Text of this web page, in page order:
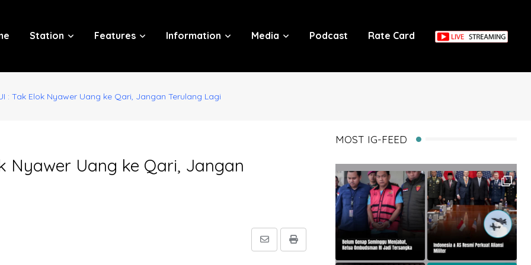
Station Features Information Media Podcast Rate Card
: Tak Elok Nyawer Uang ke Qari, Jangan Terulang Lagi
Nyawer Uang ke Qari, Jangan
Print
Share
MOST IG-FEED